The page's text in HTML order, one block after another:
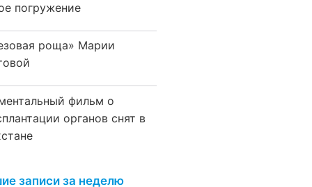
погружение
роща» Марии
фильм о
органов снят в
записи за неделю